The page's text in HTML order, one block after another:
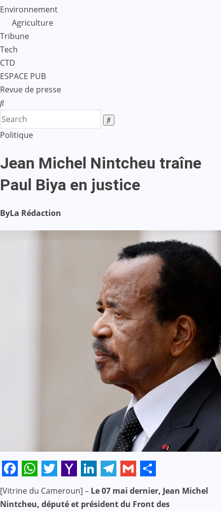
Environnement
Agriculture
Tribune
Tech
CTD
ESPACE PUB
Revue de presse
Politique
Jean Michel Nintcheu traîne
Paul Biya en justice
ByLa Rédaction
Facebook
WhatsApp
Twitter
Yahoo
Mail
LinkedIn
Telegram
GmailShare
[Vitrine du Cameroun] – Le 07 mai dernier, Jean Michel
Nintcheu, député et président du Front des